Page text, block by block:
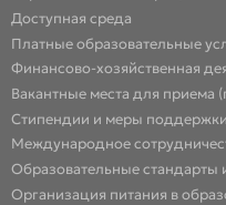
Доступная среда
Платные образовательные
Финансово-хозяйственная
Вакантные места для приема
Стипендии и меры
Международное
Образовательные стандарты
Организация питания в